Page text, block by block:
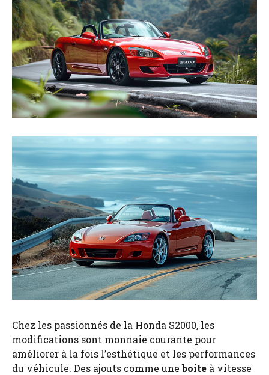
Chez les passionnés de la Honda S2000, les
modifications sont monnaie courante pour
améliorer à la fois l’esthétique et les performances
du véhicule. Des ajouts comme uneboite à vitesse